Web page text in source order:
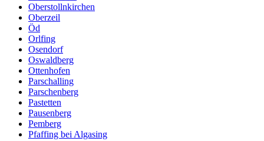
Oberstollnkirchen
Oberzeil
Öd
Orlfing
Osendorf
Oswaldberg
Ottenhofen
Parschalling
Parschenberg
Pastetten
Pausenberg
Pemberg
Pfaffing bei Algasing